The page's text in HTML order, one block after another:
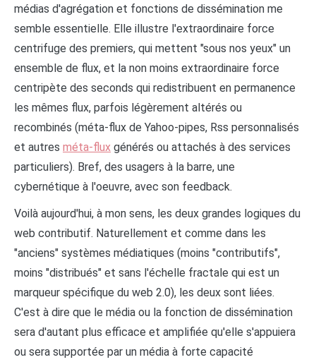
médias d'agrégation et fonctions de dissémination me
semble essentielle. Elle illustre l'extraordinaire force
centrifuge des premiers, qui mettent "sous nos yeux" un
ensemble de flux, et la non moins extraordinaire force
centripète des seconds qui redistribuent en permanence
les mêmes flux, parfois légèrement altérés ou
recombinés (méta-flux de Yahoo-pipes, Rss personnalisés
et autres méta-flux générés ou attachés à des services
particuliers). Bref, des usagers à la barre, une
cybernétique à l'oeuvre, avec son feedback.
Voilà aujourd'hui, à mon sens, les deux grandes logiques du
web contributif. Naturellement et comme dans les
"anciens" systèmes médiatiques (moins "contributifs",
moins "distribués" et sans l'échelle fractale qui est un
marqueur spécifique du web 2.0), les deux sont liées.
C'est à dire que le média ou la fonction de dissémination
sera d'autant plus efficace et amplifiée qu'elle s'appuiera
ou sera supportée par un média à forte capacité